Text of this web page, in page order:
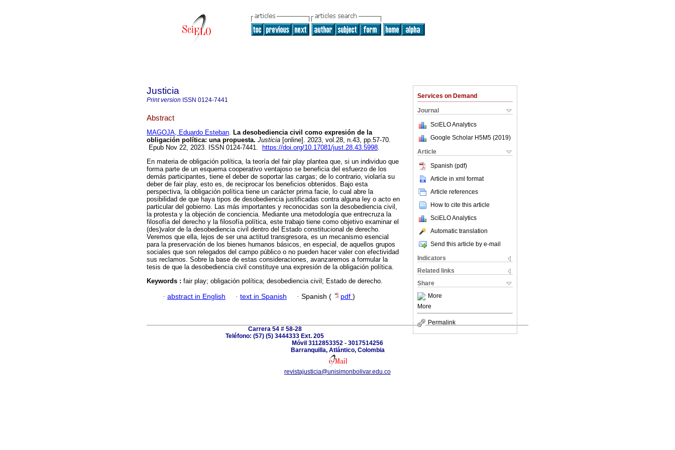
Services on Demand
Journal
SciELO Analytics
Google Scholar H5M5 (2019)
Article
Spanish (pdf)
Article in xml format
Article references
How to cite this article
SciELO Analytics
Automatic translation
Send this article by e-mail
Indicators
Related links
Share
More
More
Permalink
Justicia
Print version ISSN 0124-7441
Abstract
MAGOJA, Eduardo Esteban. La desobediencia civil como expresión de la
obligación política: una propuesta. Justicia [online]. 2023, vol.28, n.43, pp.57-70.
Epub Nov 22, 2023. ISSN 0124-7441.
https://doi.org/10.17081/just.28.43.5998.
En materia de obligación política, la teoría del fair play plantea que, si un individuo que
forma parte de un esquema cooperativo ventajoso se beneficia del esfuerzo de los
demás participantes, tiene el deber de soportar las cargas; de lo contrario, violaría su
deber de fair play, esto es, de reciprocar los beneficios obtenidos. Bajo esta
perspectiva, la obligación política tiene un carácter prima facie, lo cual abre la
posibilidad de que haya tipos de desobediencia justificadas contra alguna ley o acto en
particular del gobierno. Las más importantes y reconocidas son la desobediencia civil,
la protesta y la objeción de conciencia. Mediante una metodología que entrecruza la
filosofía del derecho y la filosofía política, este trabajo tiene como objetivo examinar el
(des)valor de la desobediencia civil dentro del Estado constitucional de derecho.
Veremos que ella, lejos de ser una actitud transgresora, es un mecanismo esencial
para la preservación de los bienes humanos básicos, en especial, de aquellos grupos
sociales que son relegados del campo público o no pueden hacer valer con efectividad
sus reclamos. Sobre la base de estas consideraciones, avanzaremos a formular la
tesis de que la desobediencia civil constituye una expresión de la obligación política.
Keywords : fair play; obligación política; desobediencia civil; Estado de derecho.
· abstract in English · text in Spanish · Spanish ( pdf )
Carrera 54 # 58-28
Teléfono: (57) (5) 3444333 Ext. 205
Móvil 3112853352 - 3017514256
Barranquilla, Atlántico, Colombia
revistajusticia@unisimonbolivar.edu.co